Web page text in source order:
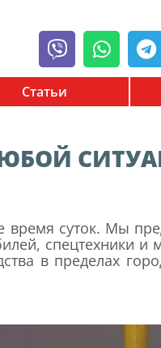
Viber
Статьи
суток. Мы
спецтехники и
в пределах